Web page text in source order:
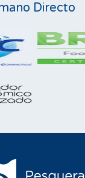
Directo